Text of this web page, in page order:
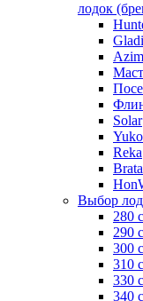
лодок
Solar
Reka
Выбор
280
290
300
310
330
340